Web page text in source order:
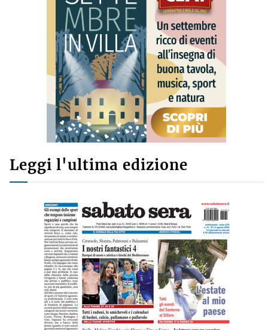
Leggi l'ultima edizione